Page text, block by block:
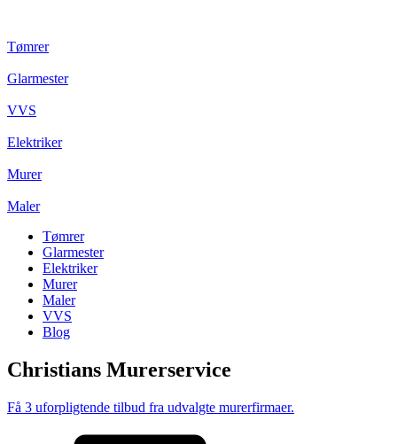
Tømrer
Glarmester
VVS
Elektriker
Murer
Maler
Tømrer
Glarmester
Elektriker
Murer
Maler
VVS
Blog
Christians Murerservice
Få 3 uforpligtende tilbud fra udvalgte murerfirmaer.